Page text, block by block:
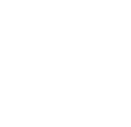
Epione Beverly Hills